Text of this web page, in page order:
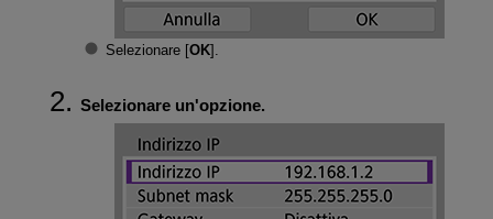
Selezionare [OK].
Selezionare un'opzione.